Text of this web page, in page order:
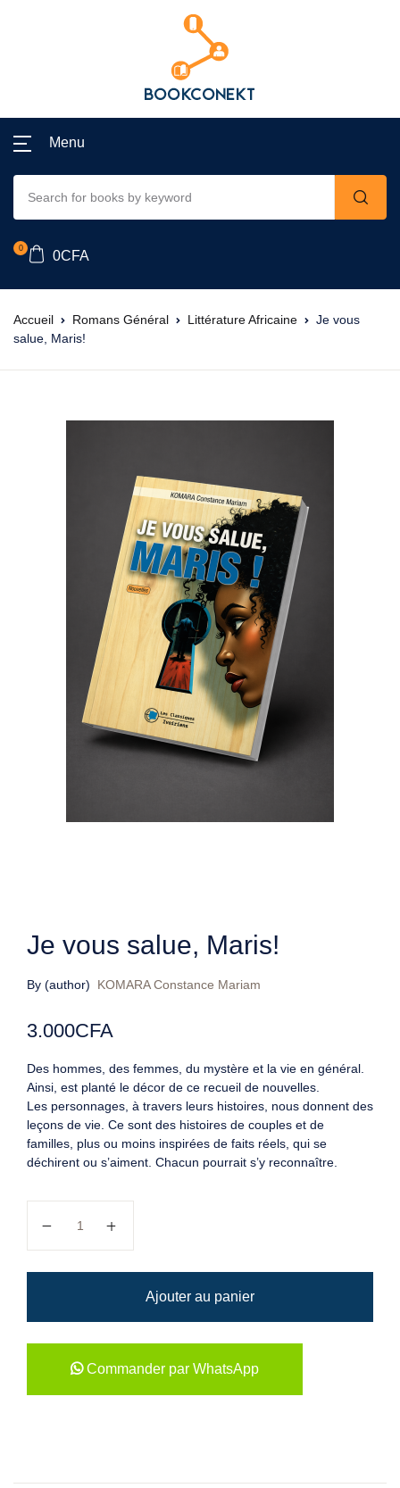
Menu
0
0CFA
Accueil Romans Général Littérature Africaine
Je vous
salue, Maris!
Je vous salue, Maris!
By (author) KOMARA Constance Mariam
3.000CFA
Des hommes, des femmes, du mystère et la vie en général.
Ainsi, est planté le décor de ce recueil de nouvelles.
Les personnages, à travers leurs histoires, nous donnent des
leçons de vie. Ce sont des histoires de couples et de
familles, plus ou moins inspirées de faits réels, qui se
déchirent ou s’aiment. Chacun pourrait s’y reconnaître.
Ajouter au panier
Commander par WhatsApp